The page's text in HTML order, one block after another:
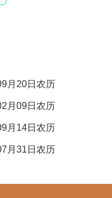
月20日农历
月09日农历
月14日农历
月31日农历